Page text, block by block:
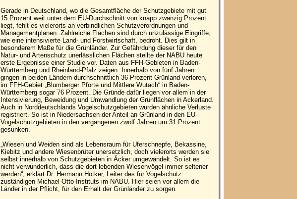
Gerade in Deutschland, wo die Gesamtfläche der Schutzgebiete mit gut
15 Prozent weit unter dem EU-Durchschnitt von knapp zwanzig Prozent
liegt, fehlt es vielerorts an verbindlichen Schutzverordnungen und
Managementplänen. Zahlreiche Flächen sind durch unzulässige Eingriffe,
wie eine intensivierte Land- und Forstwirtschaft, bedroht. Dies gilt in
besonderem Maße für die Grünländer. Zur Gefährdung dieser für den
Natur- und Artenschutz unerlässlichen Flächen stellte der NABU heute
erste Ergebnisse einer Studie vor. Daten aus FFH-Gebieten in Baden-
Württemberg und Rheinland-Pfalz zeigen: Innerhalb von fünf Jahren
gingen in beiden Ländern durchschnittlich 36 Prozent Grünland verloren,
im FFH-Gebiet „Blumberger Pforte und Mittlere Wutach“ in Baden-
Württemberg sogar 76 Prozent. Die Gründe dafür liegen vor allem in der
Intensivierung, Beweidung und Umwandlung der Grünflächen in Ackerland.
Auch in Norddeutschlands Vogelschutzgebieten wurden ähnliche Verluste
registriert. So ist in Niedersachsen der Anteil an Grünland in den EU-
Vogelschutzgebieten in den vergangenen zwölf Jahren um 31 Prozent
gesunken.
„Wiesen und Weiden sind als Lebensraum für Uferschnepfe, Bekassine,
Kiebitz und andere Wiesenbrüter unersetzlich, doch vielerorts werden sie
selbst innerhalb von Schutzgebieten in Äcker umgewandelt. So ist es
nicht verwunderlich, dass die dort lebenden Wiesenvögel immer seltener
werden“, erklärt Dr. Hermann Hötker, Leiter des für Vogelschutz
zuständigen Michael-Otto-Instituts im NABU. Hier seien vor allem die
Länder in der Pflicht, für den Erhalt der Grünländer zu sorgen.